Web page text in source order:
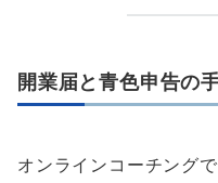
開業届と青色申告の
オンラインコーチング